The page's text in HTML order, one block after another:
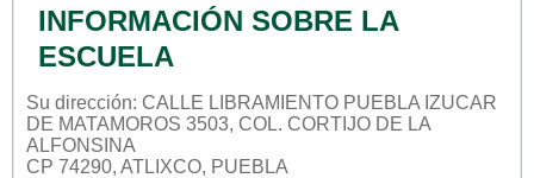
INFORMACIÓN SOBRE LA
ESCUELA
Su dirección: CALLE LIBRAMIENTO PUEBLA IZUCAR
DE MATAMOROS 3503, COL. CORTIJO DE LA
ALFONSINA
CP 74290, ATLIXCO, PUEBLA